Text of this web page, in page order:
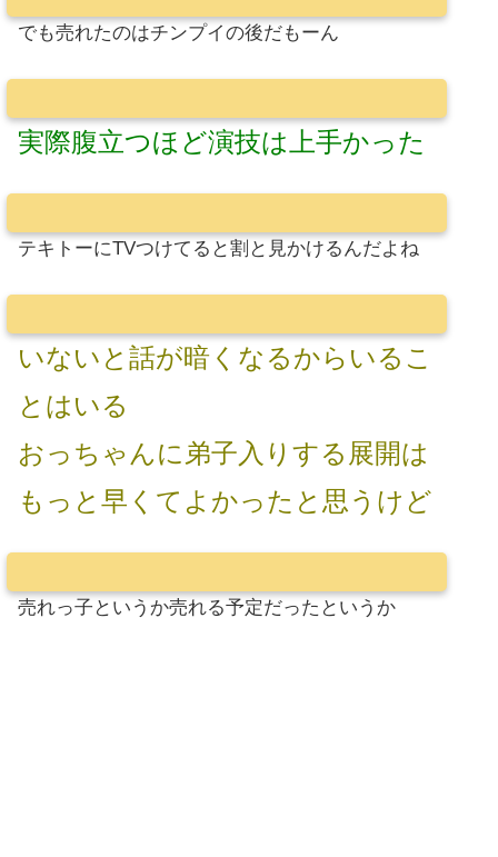
でも売れたのはチンプイの後だもーん
実際腹立つほど演技は上手かった
テキトーにTVつけてると割と見かけるんだよね
いないと話が暗くなるからいるこ
とはいる
おっちゃんに弟子入りする展開は
もっと早くてよかったと思うけど
売れっ子というか売れる予定だったというか